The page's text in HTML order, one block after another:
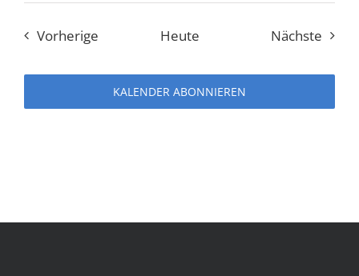
VorherigeVeranstaltungen
Heute Nächste
KALENDER ABONNIEREN